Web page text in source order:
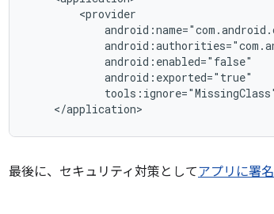
最後に、セキュリティ対策としてアプリに署名